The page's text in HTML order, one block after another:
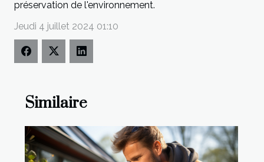
préservation de l'environnement.
Jeudi 4 juillet 2024 01:10
Similaire